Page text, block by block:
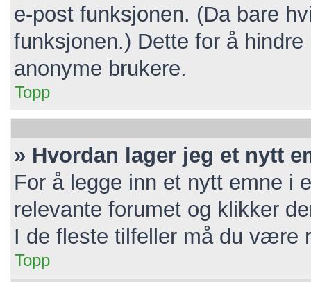
e-post funksjonen. (Da bare
funksjonen.) Dette for å
anonyme brukere.
Topp
» Hvordan lager jeg et nytt
For å legge inn et nytt emne i
relevante forumet og klikker
I de fleste tilfeller må du være
Topp